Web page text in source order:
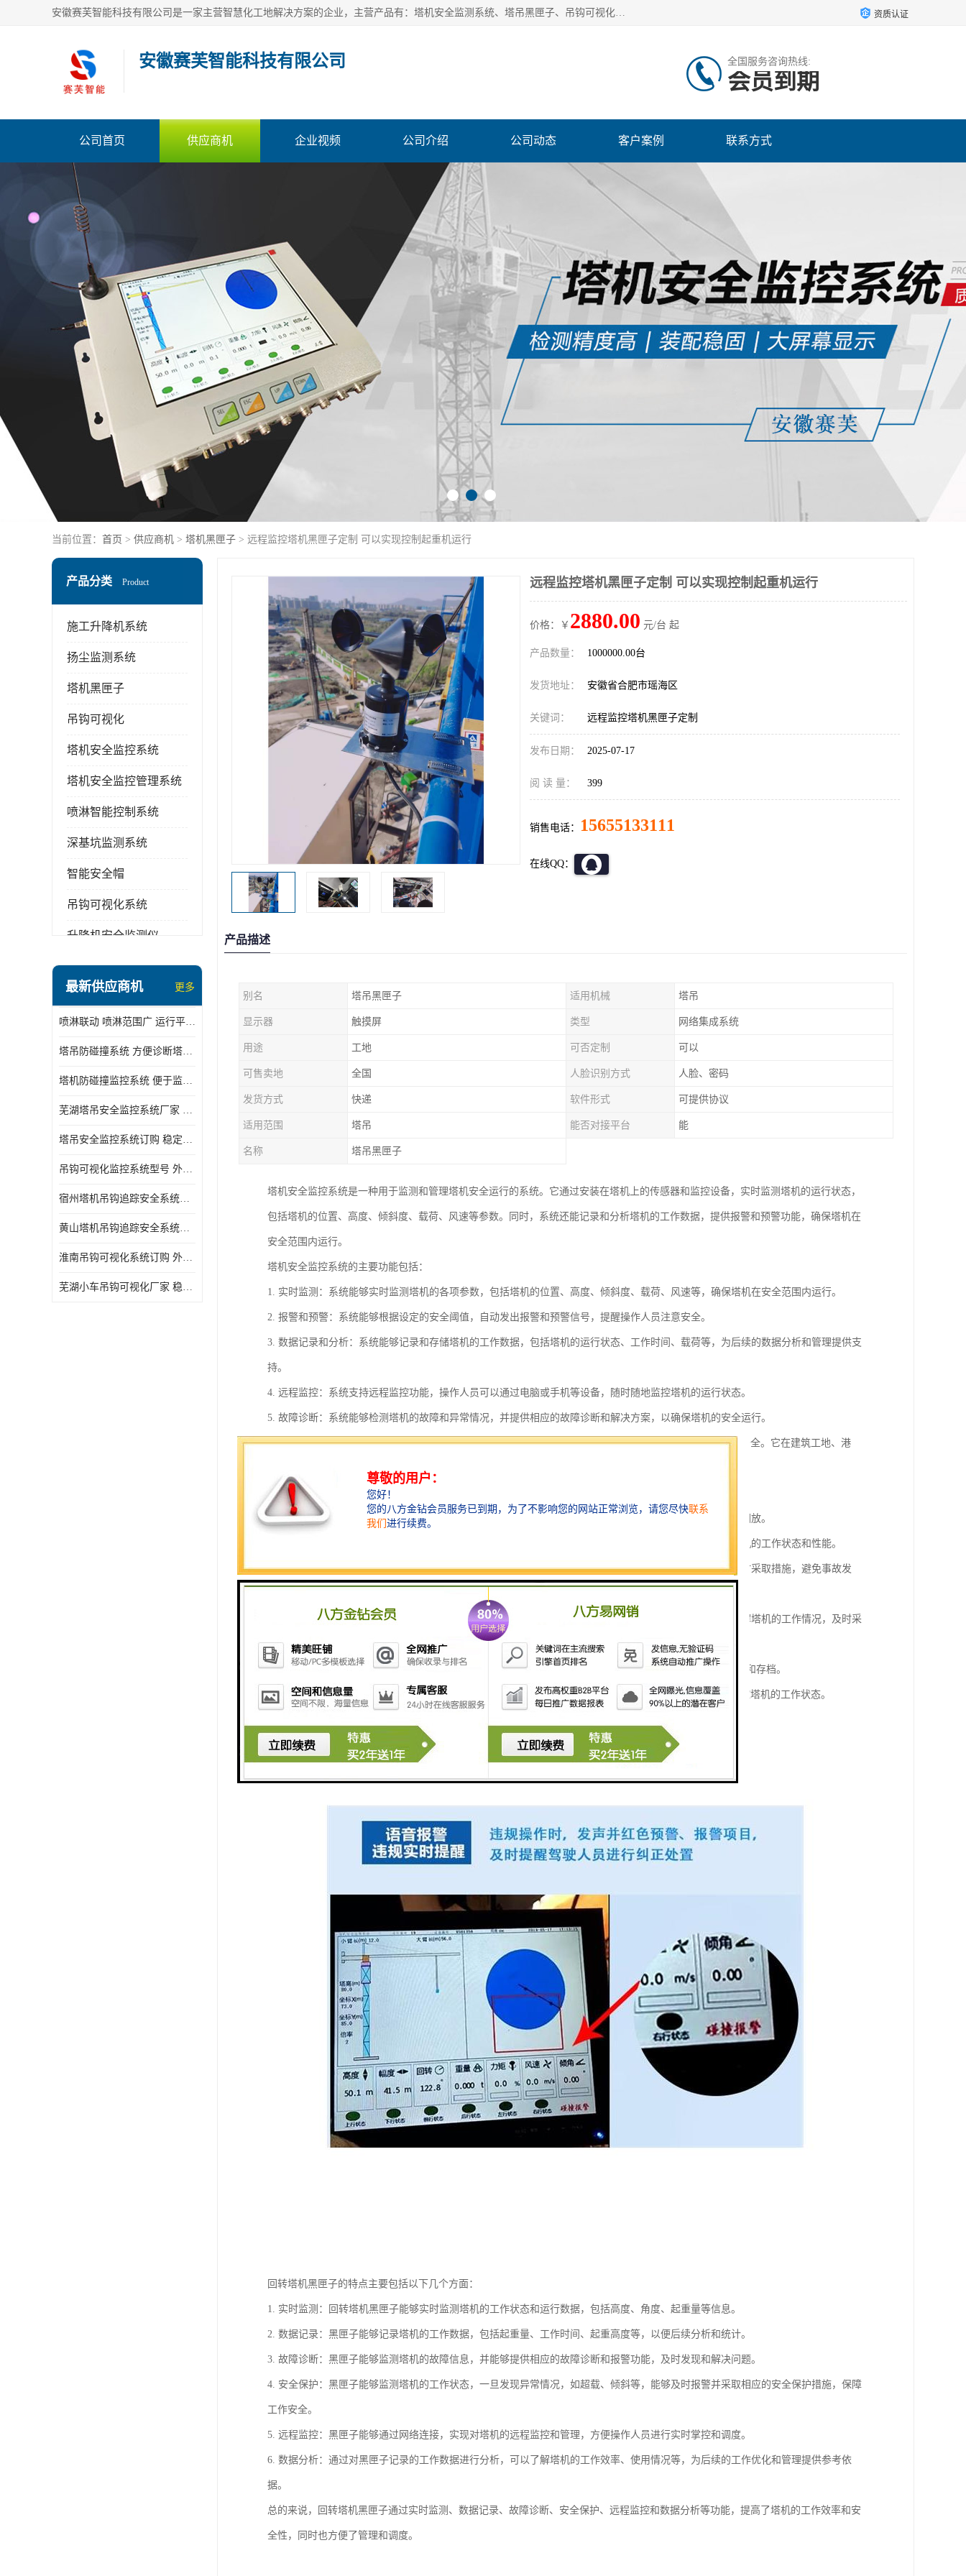
安徽赛芙智能科技有限公司是一家主营智慧化工地解决方案的企业，主营产品有：塔机安全监测系统、塔吊黑匣子、吊钩可视化、吊钩可视化系统、塔机安全监控系统、塔机黑匣子等。创建至今始终关注用户需求，为用户提供有的产品和服务。 资质认证
安徽赛芙智能科技有限公司 全国服务咨询热线:
会员到期
公司首页 供应商机 企业视频 公司介绍 公司动态 客户案例 联系方式
当前位置： 首页 > 供应商机 > 塔机黑匣子 > 远程监控塔机黑匣子定制 可以实现控制起重机运行
产品分类 Product
施工升降机系统
扬尘监测系统
塔机黑匣子
吊钩可视化
塔机安全监控系统
塔机安全监控管理系统
喷淋智能控制系统
深基坑监测系统
智能安全帽
吊钩可视化系统
升降机安全监测仪
最新供应商机 更多
喷淋联动 喷淋范围广 运行平稳 噪音小
塔吊防碰撞系统 方便诊断塔机状态 自动变焦智能化跟踪
塔机防碰撞监控系统 便于监督和管理 主要应用于塔机的实时监控
芜湖塔吊安全监控系统厂家 外观简洁大方 减少盲吊引发的事故
塔吊安全监控系统订购 稳定性高 结构清晰稳定
吊钩可视化监控系统型号 外观简洁大方 信号稳定 抗干扰性强
宿州塔机吊钩追踪安全系统厂家 提高工作效率 结构清晰稳定
黄山塔机吊钩追踪安全系统价格 可远程查看 减少盲吊引发的事故
淮南吊钩可视化系统订购 外观简洁大方 体积小 占用空间小
芜湖小车吊钩可视化厂家 稳定性高 可视吊装 降低盲吊风险
远程监控塔机黑匣子定制 可以实现控制起重机运行
价格：￥ 2880.00 元/台 起
产品数量： 1000000.00台
发货地址： 安徽省合肥市瑶海区
关键词： 远程监控塔机黑匣子定制
发布日期： 2025-07-17
阅 读 量： 399
销售电话： 15655133111
在线QQ：
产品描述
别名 塔吊黑匣子 适用机械 塔吊
显示器 触摸屏 类型 网络集成系统
用途 工地 可否定制 可以
可售卖地 全国 人脸识别方式 人脸、密码
发货方式 快递 软件形式 可提供协议
适用范围 塔吊 能否对接平台 能
名称 塔吊黑匣子
塔机安全监控系统是一种用于监测和管理塔机安全运行的系统。它通过安装在塔机上的传感器和监控设备，实时监测塔机的运行状态，
包括塔机的位置、高度、倾斜度、载荷、风速等参数。同时，系统还能记录和分析塔机的工作数据，提供报警和预警功能，确保塔机在
安全范围内运行。
塔机安全监控系统的主要功能包括：
1. 实时监测：系统能够实时监测塔机的各项参数，包括塔机的位置、高度、倾斜度、载荷、风速等，确保塔机在安全范围内运行。
2. 报警和预警：系统能够根据设定的安全阈值，自动发出报警和预警信号，提醒操作人员注意安全。
3. 数据记录和分析：系统能够记录和存储塔机的工作数据，包括塔机的运行状态、工作时间、载荷等，为后续的数据分析和管理提供支
持。
4. 远程监控：系统支持远程监控功能，操作人员可以通过电脑或手机等设备，随时随地监控塔机的运行状态。
5. 故障诊断：系统能够检测塔机的故障和异常情况，并提供相应的故障诊断和解决方案，以确保塔机的安全运行。
塔机安全监控系统的应用可以提高塔机的安全性和工作效率，减少事故的发生，保护操作人员和周围环境的安全。它在建筑工地、港
口、码头等需要使用塔机的场所广泛应用。
远程监控塔机黑匣子的功能主要包括以下几个方面：
1. 录像功能：黑匣子可以实时录制塔机的工作过程，并保存为视频文件。这样可以用于事故分析和工作过程回放。
2. 数据记录功能：黑匣子可以记录塔机的各项工作参数，如高度、角度、载重等。这些数据可以用于分析塔机的工作状态和性能。
3. 报警功能：黑匣子可以监测塔机的工作状态，如超载、超速等，并及时发出警报。这样可以帮助操作员及时采取措施，避免事故发
4. 远程监控功能：黑匣子可以通过网络连接，实现远程监控塔机的工作状态。这样可以方便管理人员实时了解塔机的工作情况，及时采
取措施。
5. 数据传输功能：黑匣子可以将记录的数据和录像文件传输到*的服务器或存储设备中，方便后续的数据分析和存档。
总的来说，远程监控塔机黑匣子的功能主要是为了提高塔机的安全性和工作效率，帮助管理人员地了解和掌控塔机的工作状态。
回转塔机黑匣子的特点主要包括以下几个方面：
1. 实时监测：回转塔机黑匣子能够实时监测塔机的工作状态和运行数据，包括高度、角度、起重量等信息。
2. 数据记录：黑匣子能够记录塔机的工作数据，包括起重量、工作时间、起重高度等，以便后续分析和统计。
3. 故障诊断：黑匣子能够监测塔机的故障信息，并能够提供相应的故障诊断和报警功能，及时发现和解决问题。
4. 安全保护：黑匣子能够监测塔机的工作状态，一旦发现异常情况，如超载、倾斜等，能够及时报警并采取相应的安全保护措施，保障
工作安全。
5. 远程监控：黑匣子能够通过网络连接，实现对塔机的远程监控和管理，方便操作人员进行实时掌控和调度。
6. 数据分析：通过对黑匣子记录的工作数据进行分析，可以了解塔机的工作效率、使用情况等，为后续的工作优化和管理提供参考依
据。
总的来说，回转塔机黑匣子通过实时监测、数据记录、故障诊断、安全保护、远程监控和数据分析等功能，提高了塔机的工作效率和安
全性，同时也方便了管理和调度。